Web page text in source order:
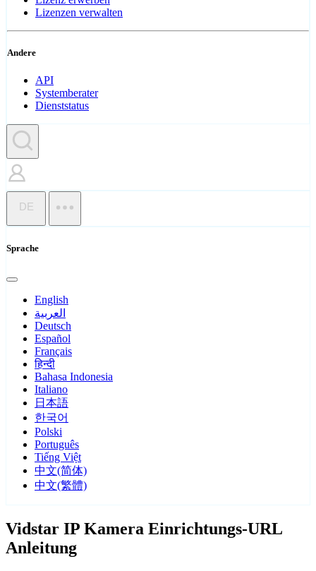
Lizenzen verwalten
Andere
API
Systemberater
Dienststatus
DE
Sprache
English
العربية
Deutsch
Español
Français
हिन्दी
Bahasa Indonesia
Italiano
日本語
한국어
Polski
Português
Tiếng Việt
中文(简体)
中文(繁體)
Vidstar IP Kamera Einrichtungs-URL
Anleitung